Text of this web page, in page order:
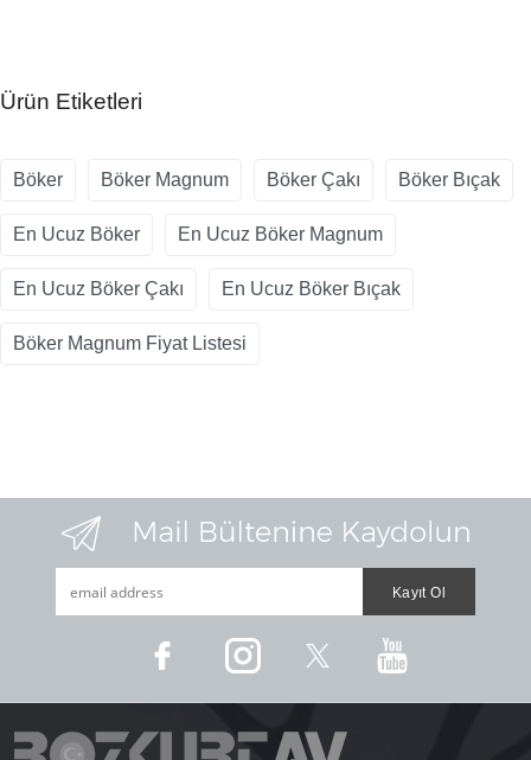
Ürün Etiketleri
Böker Böker Magnum Böker Çakı Böker Bıçak
En Ucuz Böker En Ucuz Böker Magnum
En Ucuz Böker Çakı En Ucuz Böker Bıçak
Böker Magnum Fiyat Listesi